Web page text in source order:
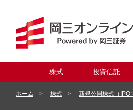
株式 投資信託
ホーム 株式 新規公開株式（IPO）